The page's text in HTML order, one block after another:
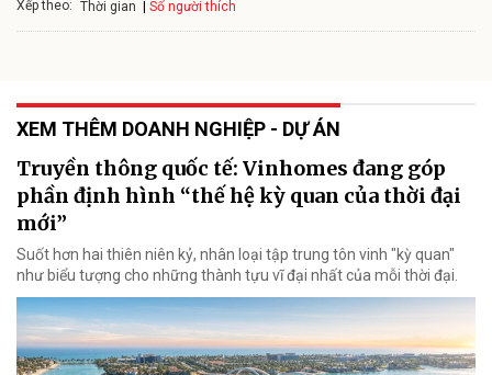
Xếp theo: Thời gian Số người thích
XEM THÊM DOANH NGHIỆP - DỰ ÁN
Truyền thông quốc tế: Vinhomes đang góp
phần định hình “thế hệ kỳ quan của thời đại
mới”
Suốt hơn hai thiên niên kỷ, nhân loại tập trung tôn vinh "kỳ quan"
như biểu tượng cho những thành tựu vĩ đại nhất của mỗi thời đại.